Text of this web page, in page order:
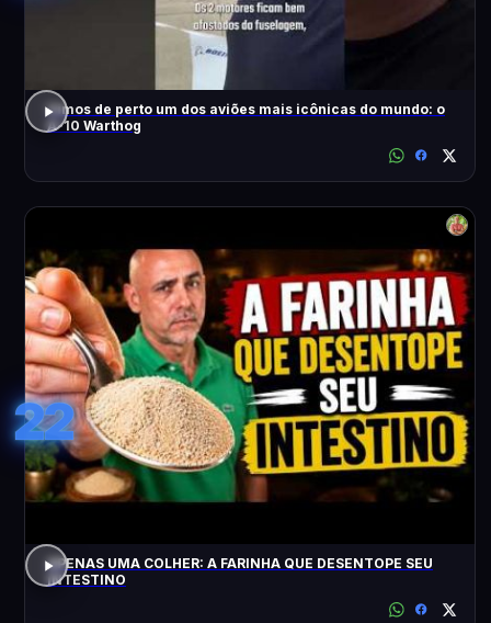
Vimos de perto um dos aviões mais icônicas do mundo: o
A-10 Warthog
22
APENAS UMA COLHER: A FARINHA QUE DESENTOPE SEU
INTESTINO